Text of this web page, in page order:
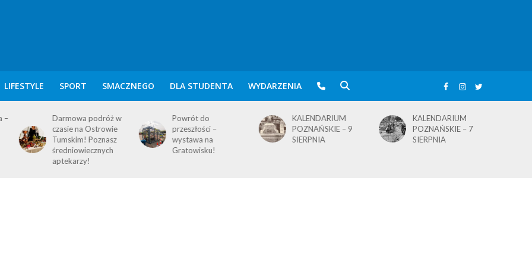
LIFESTYLE SPORT SMACZNEGO DLA STUDENTA WYDARZENIA
Powrót do
przeszłości –
wystawa na
Gratowisku!
KALENDARIUM
POZNAŃSKIE – 9
SIERPNIA
KALENDARIUM
POZNAŃSKIE – 7
SIERPNIA
KALENDARIUM
POZNAŃSKIE – 5
SIERPNIA